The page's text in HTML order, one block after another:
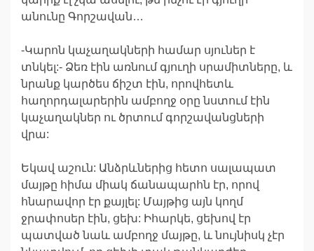
անունը Գորշավան…
-Կարոն կաչաղակների համար սյուներ է
տնկել:- Ձեռ էին առնում գյուղի սրամիտները, և
նրանք կարծես ճիշտ էին, որովհետև
հաղորդալարերին ամբողջ օրը նստում էին
կաչաղակներ ու ծրտում գորշավանցների
վրա:
Եկավ աշուն: Անձրևներից հետո սալապատ
մայթը հիմա միակ ճանապարհն էր, որով
հնարավոր էր քայլել: Մայթից այն կողմ
ջրափոսեր էին, ցեխ: Իհարկե, ցեխով էր
պատված նաև ամբողջ մայթը, և նույնիսկ չէր